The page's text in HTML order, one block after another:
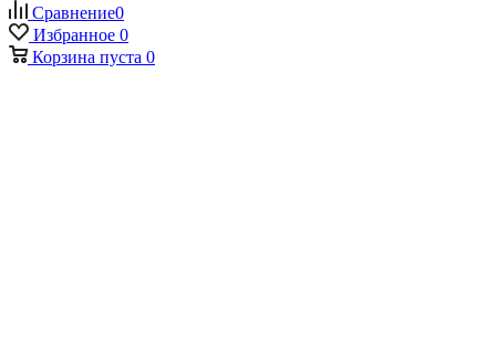
Сравнение0
Избранное 0
Корзина пуста 0